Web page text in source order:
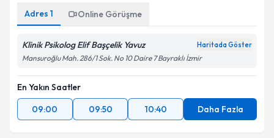
Adres 1 Online Görüşme
Klinik Psikolog Elif Başçelik Yavuz Haritada Göster
Mansuroğlu Mah. 286/1 Sok. No 10 Daire 7 Bayraklı İzmir
En Yakın Saatler
09:00
09:50 10:40 Daha Fazla